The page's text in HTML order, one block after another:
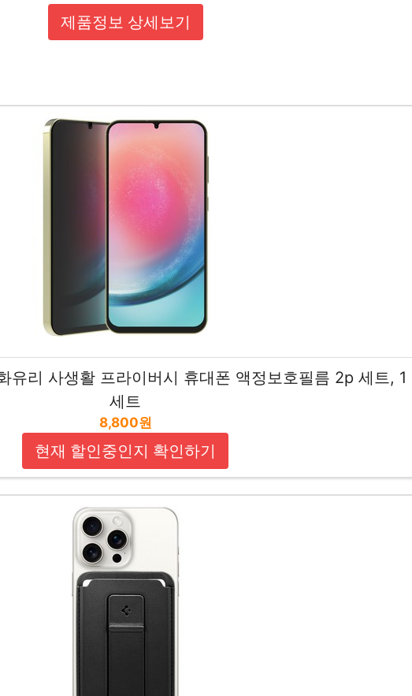
제품정보 상세보기
유리 사생활 프라이버시 휴대폰 액정보호필름 2p 세트, 1
세트
8,800원
현재 할인중인지 확인하기